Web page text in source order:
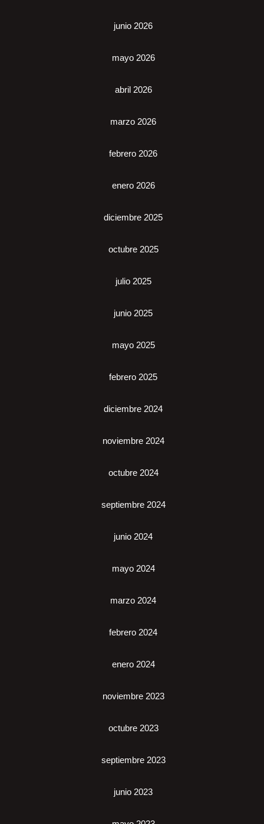
junio 2026
mayo 2026
abril 2026
marzo 2026
febrero 2026
enero 2026
diciembre 2025
octubre 2025
julio 2025
junio 2025
mayo 2025
febrero 2025
diciembre 2024
noviembre 2024
octubre 2024
septiembre 2024
junio 2024
mayo 2024
marzo 2024
febrero 2024
enero 2024
noviembre 2023
octubre 2023
septiembre 2023
junio 2023